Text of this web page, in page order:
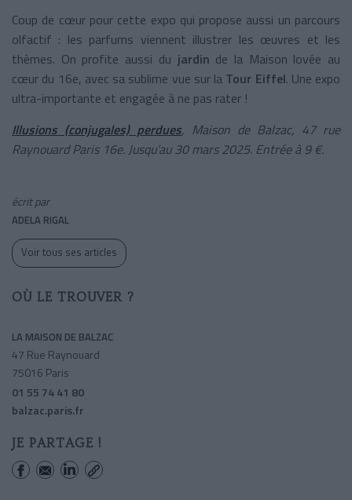
Coup de cœur pour cette expo qui propose aussi un parcours
olfactif : les parfums viennent illustrer les œuvres et les
thèmes. On profite aussi du jardin de la Maison lovée au
cœur du 16e, avec sa sublime vue sur la Tour Eiffel. Une expo
ultra-importante et engagée à ne pas rater !
Illusions (conjugales) perdues, Maison de Balzac, 47 rue
Raynouard Paris 16e. Jusqu’au 30 mars 2025. Entrée à 9 €.
écrit par
ADELA RIGAL
Voir tous ses articles
OÙ LE TROUVER ?
LA MAISON DE BALZAC
47 Rue Raynouard
75016 Paris
01 55 74 41 80
balzac.paris.fr
JE PARTAGE !